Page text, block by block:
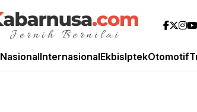
NasionalInternasionalEkbisIptekOtomotif